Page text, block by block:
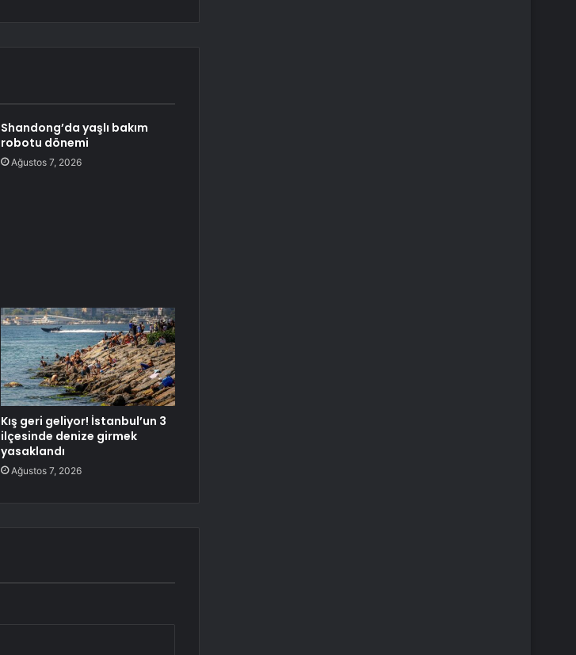
Shandong’da yaşlı bakım
robotu dönemi
Ağustos 7, 2026
Kış geri geliyor! İstanbul’un 3
ilçesinde denize girmek
yasaklandı
Ağustos 7, 2026